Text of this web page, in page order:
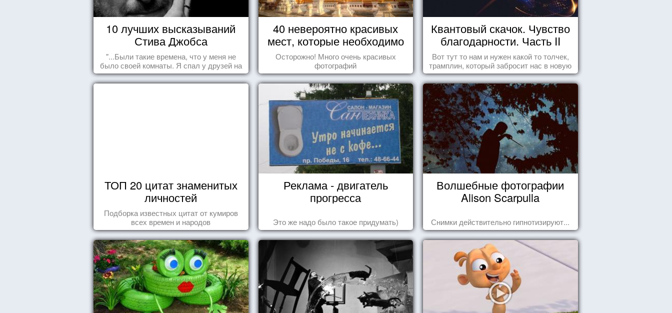
10 лучших высказываний
Стива Джобса
"...Были такие времена, что у меня не
было своей комнаты. Я спал у друзей на
полу, а для того, чтобы купить еды -
сдавал бутылки из под кока-колы"
40 невероятно красивых
мест, которые необходимо
увидеть пока вы живы
Осторожно! Много очень красивых
фотографий
Квантовый скачок. Чувство
благодарности. Часть II
Вот тут то нам и нужен какой то толчек,
трамплин, который забросит нас в новую
реальность. БЛАГОДАРНОСТЬ.
ТОП 20 цитат знаменитых
личностей
Подборка известных цитат от кумиров
всех времен и народов
Реклама - двигатель
прогресса
Это же надо было такое придумать)
Волшебные фотографии
Alison Scarpulla
Снимки действительно гипнотизируют...